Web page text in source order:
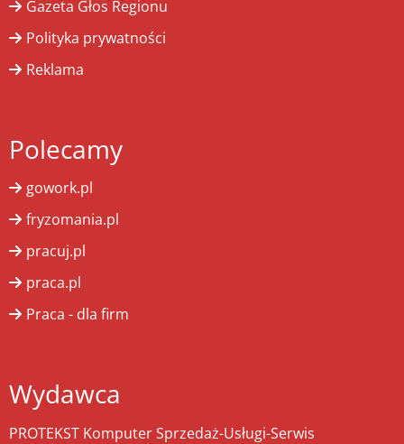
Gazeta Głos Regionu
Polityka prywatności
Reklama
Polecamy
gowork.pl
fryzomania.pl
pracuj.pl
praca.pl
Praca - dla firm
Wydawca
PROTEKST Komputer Sprzedaż-Usługi-Serwis